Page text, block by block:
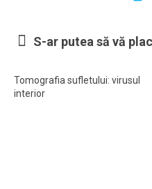
S-ar putea să vă
Tomografia sufletului: virusul
interior